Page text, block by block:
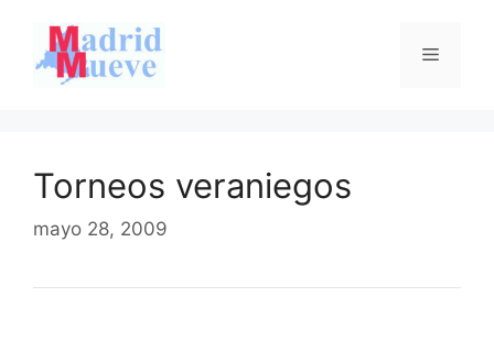
contenido
Menú
Torneos veraniegos
mayo 28, 2009